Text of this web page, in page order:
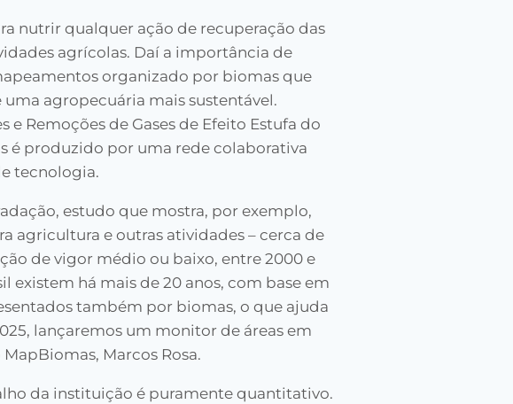
nutrir qualquer ação de recuperação das
agrícolas. Daí a importância de
organizado por biomas que
agropecuária mais sustentável.
Remoções de Gases de Efeito Estufa do
é produzido por uma rede colaborativa
tecnologia.
estudo que mostra, por exemplo,
agricultura e outras atividades – cerca de
de vigor médio ou baixo, entre 2000 e
existem há mais de 20 anos, com base em
também por biomas, o que ajuda
lançaremos um monitor de áreas em
Marcos Rosa.
da instituição é puramente quantitativo.